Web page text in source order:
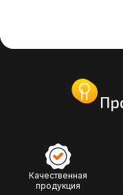
Качественная
продукция